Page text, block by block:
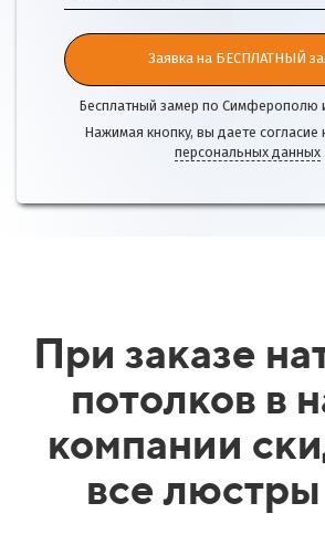
Заявка на БЕСПЛАТНЫЙ
Бесплатный замер по Симферополю
Нажимая кнопку, вы даете согласие
персональных данных
При заказе
потолков в
компании
все люстры